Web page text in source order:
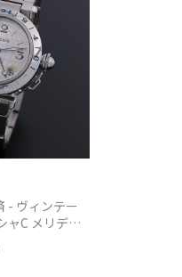
- ヴィンテー
ャC メリディ